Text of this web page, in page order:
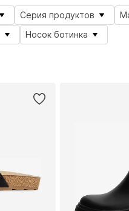
Серия продуктов
Носок ботинка